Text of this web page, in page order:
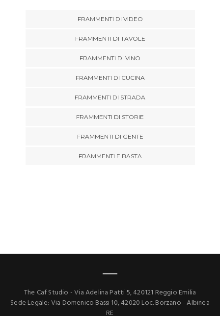
FRAMMENTI DI VIDEO
FRAMMENTI DI TAVOLE
FRAMMENTI DI VINO
FRAMMENTI DI CUCINA
FRAMMENTI DI STRADA
FRAMMENTI DI STORIE
FRAMMENTI DI GENTE
FRAMMENTI E BASTA
The Caf Studio - Via Adelina Patti 5, 420121 Reggio Emilia
Sede Legale: Via Domenico Bassi 10, 42020 Loc. Borzano - Albinea
RE